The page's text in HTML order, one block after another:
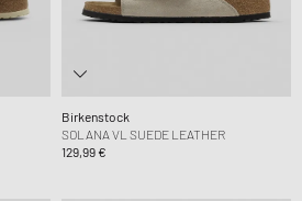
Birkenstock
SOLANA VL SUEDE LEATHER
129,99 €